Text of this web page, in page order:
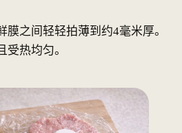
之间轻轻拍薄到约4毫米厚。
热均匀。